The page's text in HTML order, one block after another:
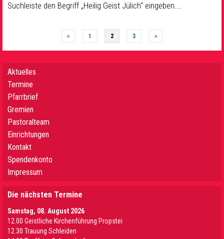
Suchleiste den Begriff „Heilig Geist Jülich“ eingeben.…
« 1 2 3 »
Aktuelles
Termine
Pfarrbrief
Gremien
Pastoralteam
Einrichtungen
Kontakt
Spendenkonto
Impressum
Die nächsten Termine
Samstag, 08. August 2026
12.00 Geistliche Kirchenführung Propstei
12.30 Trauung Schleiden